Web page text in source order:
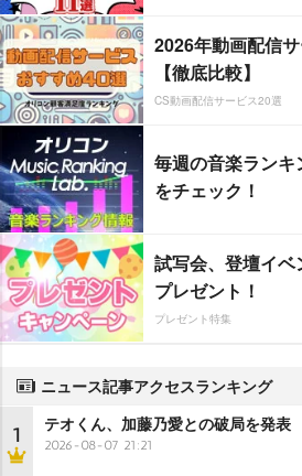
2026年動画配信
【徹底比較】
CS動画配信サービス20選
毎週の音楽ラン
をチェック！
試写会、登壇イ
プレゼント！
プレゼント特集
ニュース記事アクセスランキング
1 テオくん、加藤乃愛との破局を発表
2026-08-07 21:21